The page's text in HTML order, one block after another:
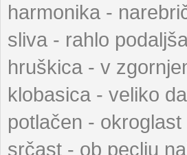
harmonika -
sliva - rahlo
hruškica - v
klobasica - veliko
potlačen -
srčast - ob peclju